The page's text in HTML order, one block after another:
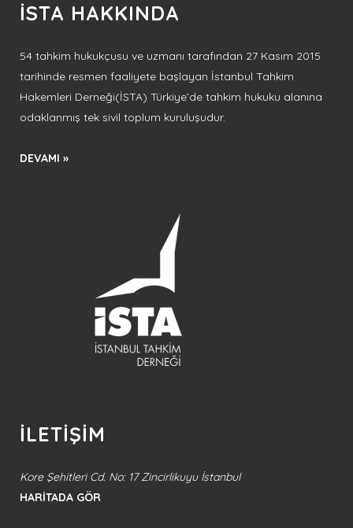
İSTA HAKKINDA
54 tahkim hukukçusu ve uzmanı tarafından 27 Kasım 2015
tarihinde resmen faaliyete başlayan İstanbul Tahkim
Hakemleri Derneği(İSTA) Türkiye’de tahkim hukuku alanına
odaklanmış tek sivil toplum kuruluşudur.
DEVAMI »
İLETİŞİM
Kore Şehitleri Cd. No: 17 Zincirlikuyu İstanbul
HARİTADA GÖR